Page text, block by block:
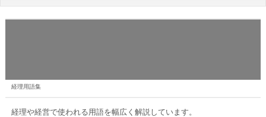
経理用語集
経理や経営で使われる用語を幅広く解説しています。